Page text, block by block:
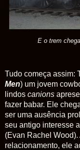
E o trem
Tudo começa assim:
Men) um jovem
lindos canions
fazer babar. Ele
ser uma ausência
seu antigo interesse
(Evan Rachel
relacionamento, ele